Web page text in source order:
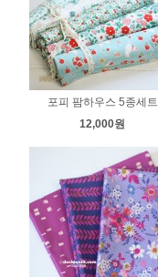
포피 팜하우스 5종세트
12,000원